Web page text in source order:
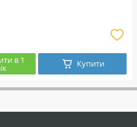
в 1 Купити